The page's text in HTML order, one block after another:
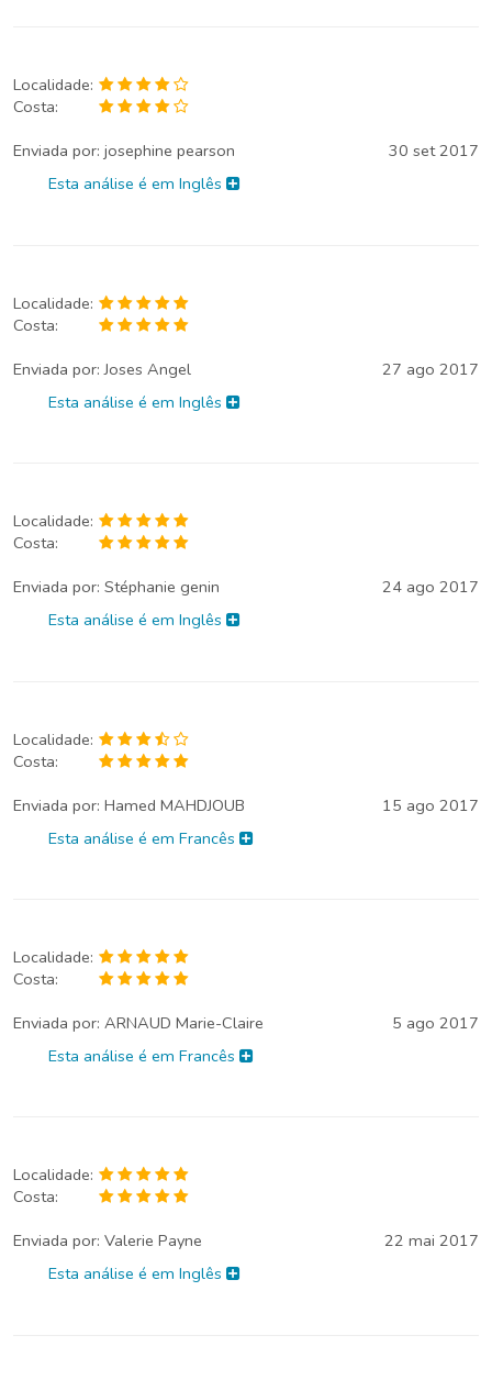
Localidade:
Costa:
Enviada por: josephine pearson
30 set 2017
Esta análise é em Inglês
Localidade:
Costa:
Enviada por:Joses Angel
27 ago 2017
Esta análise é em Inglês
Localidade:
Costa:
Enviada por: Stéphanie genin
24 ago 2017
Esta análise é em Inglês
Localidade:
Costa:
Enviada por: Hamed MAHDJOUB
15 ago 2017
Esta análise é em Francês
Localidade:
Costa:
Enviada por: ARNAUD Marie-Claire
5 ago 2017
Esta análise é em Francês
Localidade:
Costa:
Enviada por: Valerie Payne
22 mai 2017
Esta análise é em Inglês